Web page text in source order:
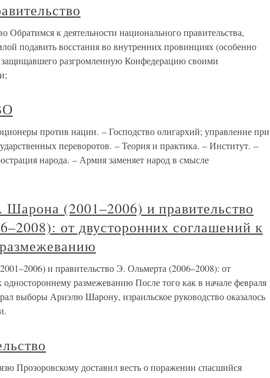
Обратимся к деятельности национального правительства,
подавить восстания во внутренних провинциях (особенно
защищавшего разгромленную Конфедерацию своими
против нации. – Господство олигархий; управление при
переворотов. – Теория и практика. – Институт. –
народа. – Армия заменяет народ в смысле
Шарона (2001–2006) и правительство
от двусторонних соглашений к
и правительство Э. Ольмерта (2006–2008): от
размежеванию После того как в начале февраля
выборы Ариэлю Шарону, израильское руководство оказалось
Прозоровскому доставил весть о поражении спасшийся